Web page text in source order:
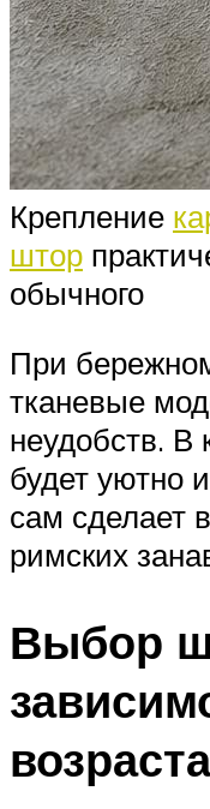
Крепление
штор
обычного
При
тканевые
неудобств. В
будет уютно
сам сделает
римских
Выбор